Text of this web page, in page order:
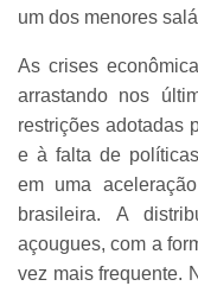
um dos menores
As crises
arrastando nos
restrições adotadas
e à falta de
em uma
brasileira. A
açougues, com a
vez mais frequente.